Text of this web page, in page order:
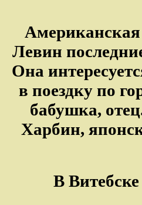
Левин
Она
в поездку по
бабушка,
Харбин,
В